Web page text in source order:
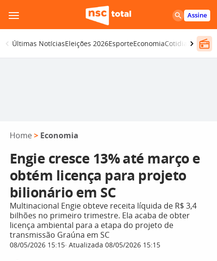
para
o
conteúdo
Assine
Últimas NotíciasEleições 2026EsporteEconomiaCotidiano
Home > Economia
Engie cresce 13% até março e
obtém licença para projeto
bilionário em SC
Multinacional Engie obteve receita líquida de R$ 3,4
bilhões no primeiro trimestre. Ela acaba de obter
licença ambiental para a etapa do projeto de
transmissão Graúna em SC
08/05/2026 15:15 Atualizada 08/05/2026 15:15